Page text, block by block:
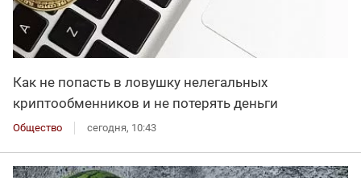
Как не попасть в ловушку нелегальных
криптообменников и не потерять деньги
Общество сегодня, 10:43